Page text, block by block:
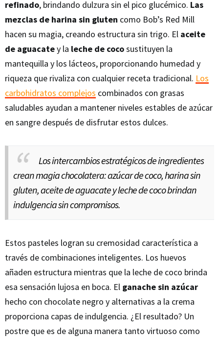
refinado, brindando dulzura sin el pico glucémico. Las
mezclas de harina sin gluten como Bob’s Red Mill
hacen su magia, creando estructura sin trigo. El aceite
de aguacatey la leche de cocosustituyen la
mantequilla y los lácteos, proporcionando humedad y
riqueza que rivaliza con cualquier receta tradicional. Los
carbohidratos complejos combinados con grasas
saludables ayudan a mantener niveles estables de azúcar
en sangre después de disfrutar estos dulces.
Los intercambios estratégicos de ingredientes
crean magia chocolatera: azúcar de coco, harina sin
gluten, aceite de aguacate y leche de coco brindan
indulgencia sin compromisos.
Estos pasteles logran su cremosidad característica a
través de combinaciones inteligentes. Los huevos
añaden estructura mientras que la leche de coco brinda
esa sensación lujosa en boca. El ganache sin azúcar
hecho con chocolate negro y alternativas a la crema
proporciona capas de indulgencia. ¿El resultado? Un
postre que es de alguna manera tanto virtuoso como